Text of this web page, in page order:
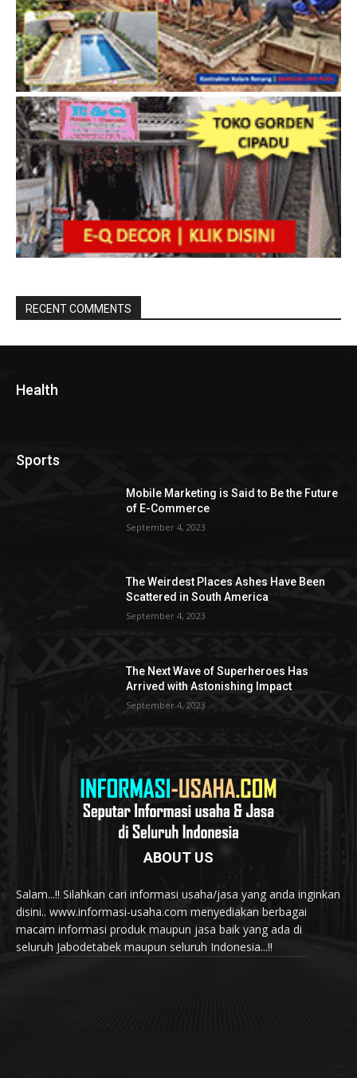
RECENT COMMENTS
Health
Sports
Mobile Marketing is Said to Be the Future
of E-Commerce
September 4, 2023
The Weirdest Places Ashes Have Been
Scattered in South America
September 4, 2023
The Next Wave of Superheroes Has
Arrived with Astonishing Impact
September 4, 2023
ABOUT US
Salam...!! Silahkan cari informasi usaha/jasa yang anda inginkan
disini.. www.informasi-usaha.com menyediakan berbagai
macam informasi produk maupun jasa baik yang ada di
seluruh Jabodetabek maupun seluruh Indonesia...!!